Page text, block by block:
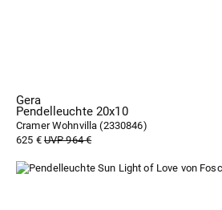
Gera
Pendelleuchte 20x10
Cramer Wohnvilla (2330846)
625 €UVP 964 €